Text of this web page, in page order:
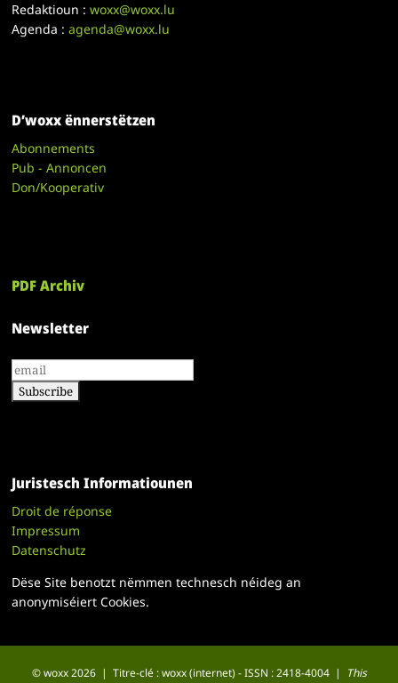
Redaktioun :woxx@woxx.lu
Agenda :agenda@woxx.lu
D’woxx ënnerstëtzen
Abonnements
Pub - Annoncen
Don/Kooperativ
PDF Archiv
Newsletter
Juristesch Informatiounen
Droit de réponse
Impressum
Datenschutz
Dëse Site benotzt nëmmen technesch néideg an
anonymiséiert Cookies.
© woxx 2026 | Titre-clé : woxx (internet) - ISSN : 2418-4004 | This